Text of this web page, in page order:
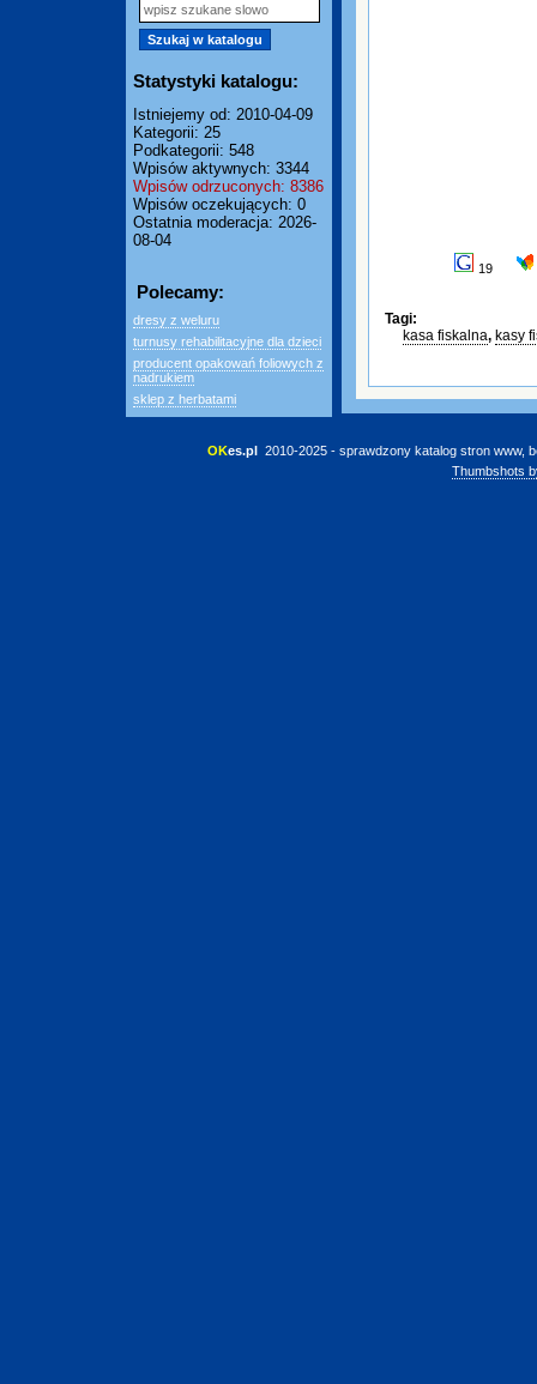
Statystyki katalogu:
Istniejemy od: 2010-04-09
Kategorii: 25
Podkategorii: 548
Wpisów aktywnych: 3344
Wpisów odrzuconych: 8386
Wpisów oczekujących: 0
Ostatnia moderacja: 2026-
08-04
Polecamy:
dresy z weluru
turnusy rehabilitacyjne dla dzieci
producent opakowań foliowych z
nadrukiem
sklep z herbatami
19
Tagi:
kasa fiskalna, kasy
OKes.pl 2010-2025 - sprawdzony katalog stron www,
Thumbshots